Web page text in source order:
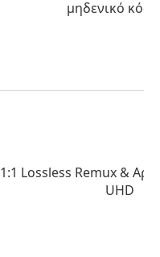
μηδενικό
1:1 Lossless Remux &
UHD